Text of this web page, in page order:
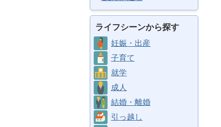
ライフシーンから探す
妊娠・出産
子育て
就学
成人
結婚・離婚
引っ越し